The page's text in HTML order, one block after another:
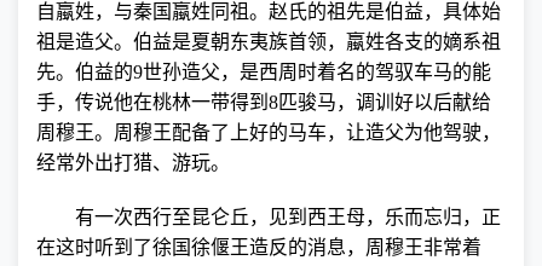
自蠃姓，与秦国蠃姓同祖。赵氏的祖先是伯益，具体始
祖是造父。伯益是夏朝东夷族首领，蠃姓各支的嫡系祖
先。伯益的9世孙造父，是西周时着名的驾驭车马的能
手，传说他在桃林一带得到 8匹骏马，调训好以后献给
周穆王。周穆王配备了上好的马车，让造父为他驾驶，
经常外出打猎、游玩。
有一次西行至昆仑丘，见到西王母，乐而忘归，正
在这时听到了徐国徐偃王造反的消息，周穆王非常着